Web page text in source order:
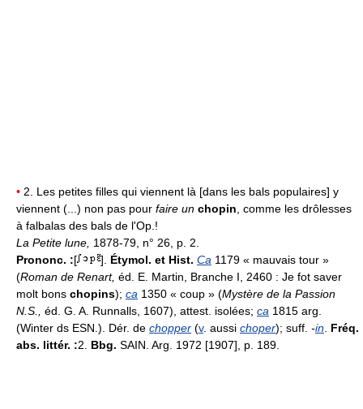
• 2. Les petites filles qui viennent là [dans les bals populaires] y
viennent (...) non pas pour faire un chopin , comme les drôlesses
à falbalas des bals de l'Op.!
La Petite lune, 1878-79, n° 26, p. 2.
Prononc. :[ ]. Étymol. et Hist. Ca 1179 « mauvais tour »
(Roman de Renart, éd. E. Martin, Branche I, 2460 : Je fot saver
molt bons chopins); ca 1350 « coup » (Mystère de la Passion
N.S.,
éd. G. A. Runnalls, 1607), attest. isolées; ca 1815 arg.
(Winter ds ESN.). Dér. de chopper (v. aussi choper); suff. -in Fréq.
abs. littér. :2. Bbg. SAIN. Arg. 1972 [1907], p. 189.